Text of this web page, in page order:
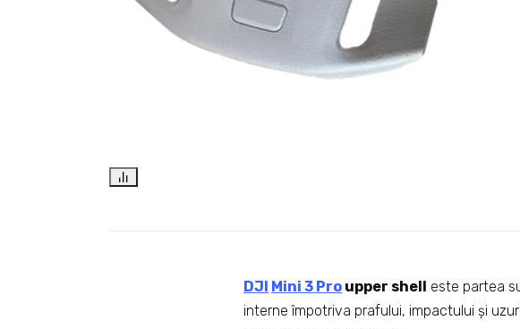
DJI Mini 3 Pro upper shell
este partea
interne împotriva prafului, impactului și